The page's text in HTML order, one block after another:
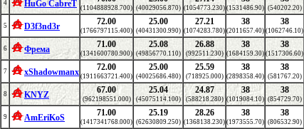
4 HuGo CabreT (1104888928.700) (40029056.870) (1054773.230) (1531486.90) (540202.20)
5 D3f3nd3r 72.00
(1766797115.400)
25.00
(40431300.990)
27.21
(1074283.780)
38
(2011657.40)
38
(1062746.10)
6 Фрема 71.00
(1341600780.900)
25.08
(49856770.110)
26.88
(992511.230)
38
(1684159.30)
38
(1517306.60)
7 xShadowmanx 72.00
(1911663721.400)
25.00
(40025686.480)
25.59
(718925.000)
38
(2898358.40)
38
(581767.20)
8 KNYZ 67.00
(962198551.000)
25.04
(45075114.100)
24.87
(588218.280)
38
(1019084.10)
38
(854729.70)
9 AmEriKoS 71.00
(1417341768.000)
25.19
(62630809.250)
28.26
(1368138.230)
38
(1973555.70)
38
(806532.90)